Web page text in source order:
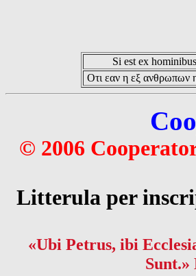
Si est ex
Οτι εαν η εξ ανθρωπων
© 2006
Litterula per
«Ubi Petrus, ibi
Sunt.»